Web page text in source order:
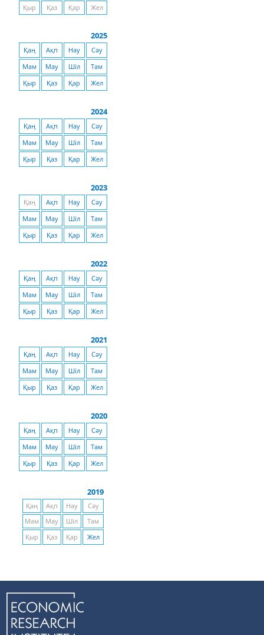
Қыр Қаз Қар Жел
2025
Қаң Ақп Нау
Сәу
Мам
Мау Шіл
Там
Қыр
Қаз Қар Жел
2024
Қаң Ақп Нау
Сәу
Мам
Мау Шіл
Там
Қыр
Қаз Қар Жел
2023
Қаң Ақп Нау
Сәу
Мам
Мау Шіл
Там
Қыр
Қаз Қар Жел
2022
Қаң Ақп Нау
Сәу
Мам
Мау Шіл
Там
Қыр
Қаз Қар Жел
2021
Қаң Ақп Нау
Сәу
Мам
Мау Шіл
Там
Қыр
Қаз Қар Жел
2020
Қаң Ақп Нау
Сәу
Мам
Мау Шіл
Там
Қыр
Қаз Қар Жел
2019
Қаң Ақп Нау
Сәу
Мам
Мау Шіл
Там
Қыр
Қаз Қар Жел